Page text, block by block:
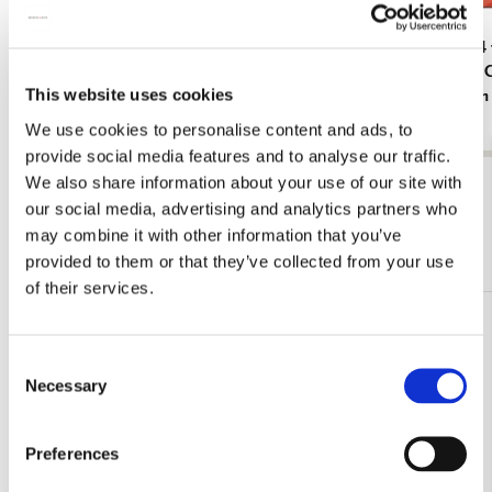
This website uses cookies
We use cookies to personalise content and ads, to
provide social media features and to analyse our traffic.
We also share information about your use of our site with
our social media, advertising and analytics partners who
may combine it with other information that you’ve
provided to them or that they’ve collected from your use
of their services.
Selection
Necessary
Preferences
€ 7,99
L-mapje
and White
Amsterdam
€ 3,50
Bekijk alles van Opbergmappen
Meer van Insteekmappen A4-formaat
verlanglijst